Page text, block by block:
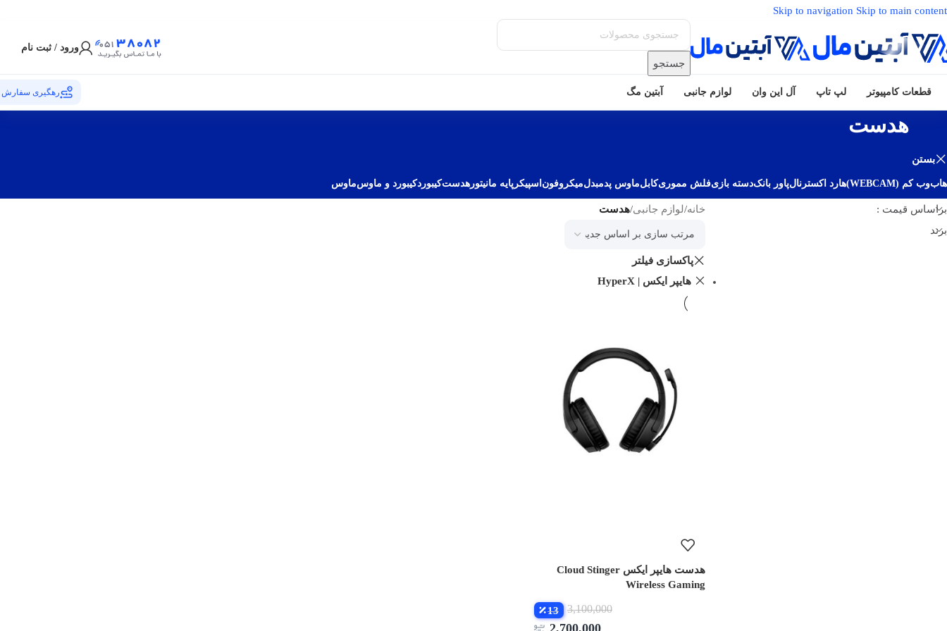
Skip to navigation Skip to main content
جستجو
ورود / ثبت نام
قطعات کامپیوتر لپ تاپ آل این وان لوازم جانبی آبتین مگ رهگیری سفارش
هدست
بستن
هابوب کم (WEBCAM) هارد اکسترنالپاور بانکدسته بازیفلش مموریکابلماوس پدمبدلمیکروفون اسپیکر پایه مانیتور هدستکیبوردکیبورد و ماوسماوس
براساس قیمت :
برند
خانه/لوازم جانبی/هدست
پاکسازی فیلتر
هایپر ایکس | HyperX
هدست هایپر ایکس Cloud Stinger
Wireless Gaming
3,100,000
13
2,700,000